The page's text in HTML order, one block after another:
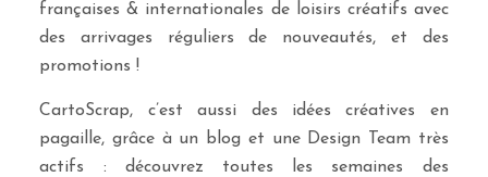
françaises & internationales de loisirs créatifs avec
des arrivages réguliers de nouveautés, et des
promotions !
CartoScrap, c’est aussi des idées créatives en
pagaille, grâce à un blog et une Design Team très
actifs : découvrez toutes les semaines des